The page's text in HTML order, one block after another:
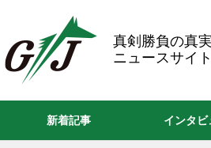
真剣勝負の真
ニュースサイ
新着記事 インタビ